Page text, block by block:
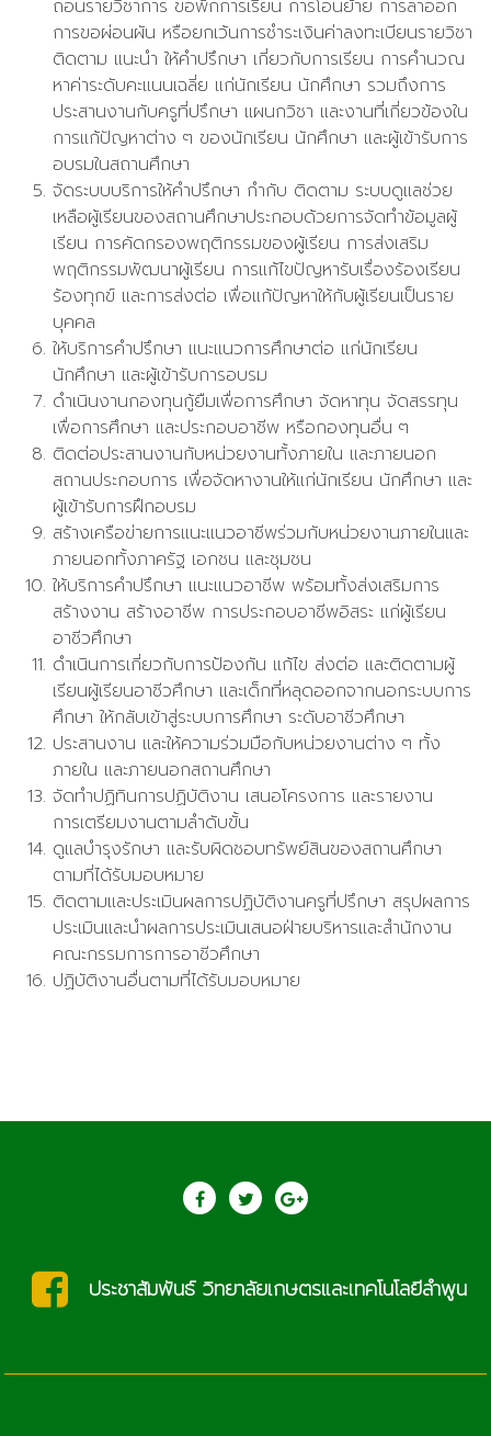
ถอนรายวิชาการ ขอพักการเรียน การโอนย้าย การลาออก
การขอผ่อนผัน หรือยกเว้นการชำระเงินค่าลงทะเบียนรายวิชา
ติดตาม แนะนำ ให้คำปรึกษา เกี่ยวกับการเรียน การคำนวณ
หาค่าระดับคะแนนเฉลี่ย แก่นักเรียน นักศึกษา รวมถึงการ
ประสานงานกับครูที่ปรึกษา แผนกวิชา และงานที่เกี่ยวข้องใน
การแก้ปัญหาต่าง ๆ ของนักเรียน นักศึกษา และผู้เข้ารับการ
อบรมในสถานศึกษา
จัดระบบบริการให้คำปรึกษา กำกับ ติดตาม ระบบดูแลช่วย
เหลือผู้เรียนของสถานศึกษาประกอบด้วยการจัดทำข้อมูลผู้
เรียน การคัดกรองพฤติกรรมของผู้เรียน การส่งเสริม
พฤติกรรมพัฒนาผู้เรียน การแก้ไขปัญหารับเรื่องร้องเรียน
ร้องทุกข์ และการส่งต่อ เพื่อแก้ปัญหาให้กับผู้เรียนเป็นราย
บุคคล
ให้บริการคำปรึกษา แนะแนวการศึกษาต่อ แก่นักเรียน
นักศึกษา และผู้เข้ารับการอบรม
ดำเนินงานกองทุนกู้ยืมเพื่อการศึกษา จัดหาทุน จัดสรรทุน
เพื่อการศึกษา และประกอบอาชีพ หรือกองทุนอื่น ๆ
ติดต่อประสานงานกับหน่วยงานทั้งภายใน และภายนอก
สถานประกอบการ เพื่อจัดหางานให้แก่นักเรียน นักศึกษา และ
ผู้เข้ารับการฝึกอบรม
สร้างเครือข่ายการแนะแนวอาชีพร่วมกับหน่วยงานภายในและ
ภายนอกทั้งภาครัฐ เอกชน และชุมชน
ให้บริการคำปรึกษา แนะแนวอาชีพ พร้อมทั้งส่งเสริมการ
สร้างงาน สร้างอาชีพ การประกอบอาชีพอิสระ แก่ผู้เรียน
อาชีวศึกษา
ดำเนินการเกี่ยวกับการป้องกัน แก้ไข ส่งต่อ และติดตามผู้
เรียนผู้เรียนอาชีวศึกษา และเด็กที่หลุดออกจากนอกระบบการ
ศึกษา ให้กลับเข้าสู่ระบบการศึกษา ระดับอาชีวศึกษา
ประสานงาน และให้ความร่วมมือกับหน่วยงานต่าง ๆ ทั้ง
ภายใน และภายนอกสถานศึกษา
จัดทำปฏิทินการปฏิบัติงาน เสนอโครงการ และรายงาน
การเตรียมงานตามลำดับขั้น
ดูแลบำรุงรักษา และรับผิดชอบทรัพย์สินของสถานศึกษา
ตามที่ได้รับมอบหมาย
ติดตามและประเมินผลการปฏิบัติงานครูที่ปรึกษา สรุปผลการ
ประเมินและนำผลการประเมินเสนอฝ่ายบริหารและสำนักงาน
คณะกรรมการการอาชีวศึกษา
ปฏิบัติงานอื่นตามที่ได้รับมอบหมาย
ประชาสัมพันธ์ วิทยาลัยเกษตรและเทคโนโลยีลำพูน